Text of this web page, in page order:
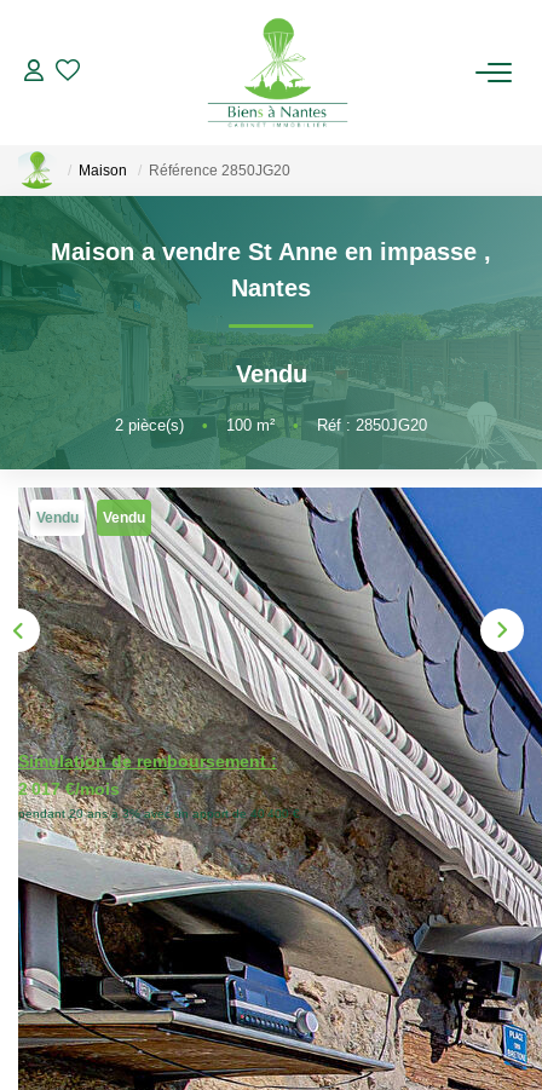
ACHETER
LOUER
ESTIMER
BIENS VENDUS
NOTRE AGENCE
Qui Sommes-Nous
Notre Équipe
Nous Rejoindre
Nos Actualités
CONTACT
Maison Référence 2850JG20
Maison a vendre St Anne en impasse ,
Nantes
Vendu
2 pièce(s) • 100 m² • Réf : 2850JG20
Vendu Vendu
Simulation de remboursement :
2 017 €/mois
pendant 20 ans à 3% avec un apport de 40 400 €
Description
Réf : 2850JG20
L'agence Biens à Nantes vous propose, Butte St Anne
maison d'habitation avec dépendances sur un terrain
d'environ 418m².